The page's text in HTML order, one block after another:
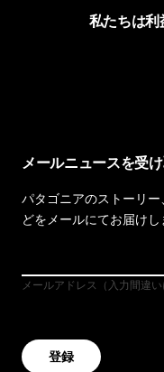
私たちは利
メールニュースを受
パタゴニアのストーリ
どをメールにてお届けし
メールアドレス（入力間違い
登録